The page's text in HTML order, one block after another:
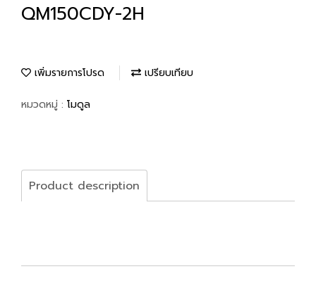
QM150CDY-2H
เพิ่มรายการโปรด เปรียบเทียบ
หมวดหมู่ : โมดูล
Product description